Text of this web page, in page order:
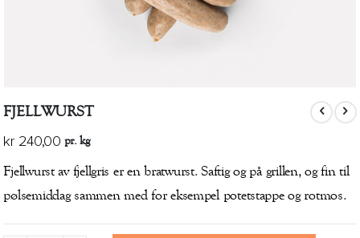
til
av
bildegalleri
FJELLWURST
kr 240,00 pr. kg
Fjellwurst av fjellgris er en bratwurst. Saftig og på grillen, og fin til
pølsemiddag sammen med for eksempel potetstappe og rotmos.